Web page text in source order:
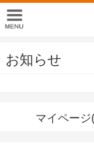
お知らせ
マイペー